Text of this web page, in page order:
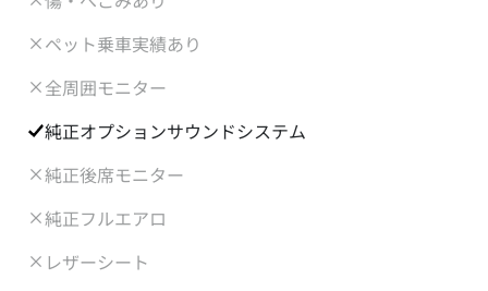
ペット乗車実績あり
全周囲モニター
純正オプションサウンドシステム
純正後席モニター
純正フルエアロ
レザーシート